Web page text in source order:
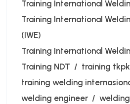
Training International
Training International
(IWE)
Training International
Training NDT
training tkpk
training welding
welding engineer